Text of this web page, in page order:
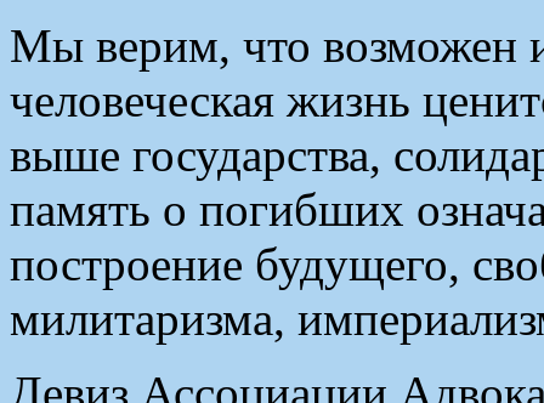
Мы верим, что
человеческая жизнь
выше государства,
память о погибших
построение будущего,
милитаризма,